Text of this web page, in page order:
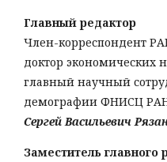
Главный редактор
Член-корреспондент
доктор экономических
главный научный
демографии ФНИСЦ
Сергей Васильевич
Заместитель главного